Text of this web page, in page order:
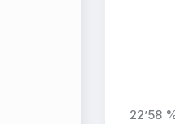
22’58